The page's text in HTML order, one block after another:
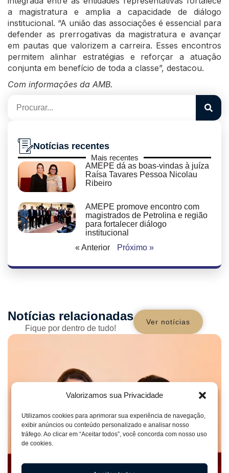
Valorizamos sua Privacidade
Utilizamos cookies para aprimorar sua experiência de navegação,
exibir anúncios ou conteúdo personalizado e analisar nosso
tráfego. Ao clicar em “Aceitar todos”, você concorda com nosso uso
de cookies.
a magistratura e amplia a capacidade de diálogo
institucional. “A união das associações é essencial para
defender as prerrogativas da magistratura e avançar
em pautas que valorizem a carreira. Esses encontros
permitem alinhar estratégias e reforçar a atuação
conjunta em benefício de toda a classe”, destacou.
Com informações da AMB.
Notícias recentes
Mais recentes
AMEPE dá as boas-vindas à juíza
Raísa Tavares Pessoa Nicolau
Ribeiro
AMEPE promove encontro com
magistrados de Petrolina e região
para fortalecer diálogo
institucional
« Anterior
Próximo »
Notícias relacionadas
Fique por dentro de tudo!
Ver notícias